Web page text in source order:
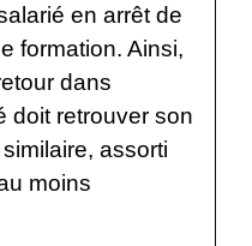
en arrêt de
formation. Ainsi,
dans
doit retrouver son
assorti
moins